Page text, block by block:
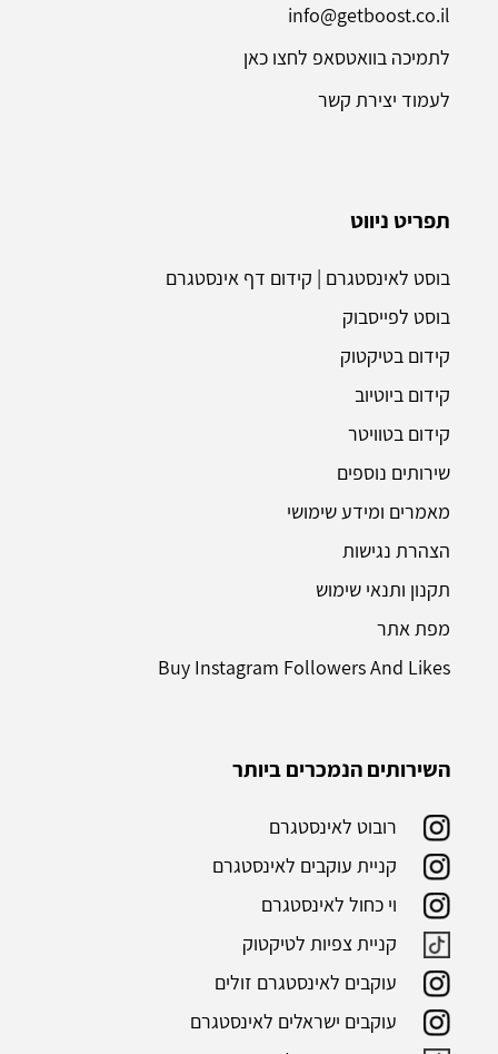
השירותים הנמכרים ביותר
רובוט לאינסטגרם
קניית עוקבים לאינסטגרם
וי כחול לאינסטגרם
קניית צפיות לטיקטוק
עוקבים לאינסטגרם זולים
עוקבים ישראלים לאינסטגרם
תפריט ניווט
בוסט לאינסטגרם | קידום דף אינסטגרם
בוסט לפייסבוק
קידום בטיקטוק
קידום ביוטיוב
קידום בטוויטר
שירותים נוספים
מאמרים ומידע שימושי
הצהרת נגישות
תקנון ותנאי שימוש
מפת אתר
Buy Instagram Followers And Likes
info@getboost.co.il
לתמיכה בוואטסאפ לחצו כאן
לעמוד יצירת קשר